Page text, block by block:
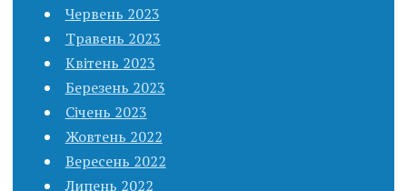
Червень 2023
Травень 2023
Квітень 2023
Березень 2023
Січень 2023
Жовтень 2022
Вересень 2022
Липень 2022